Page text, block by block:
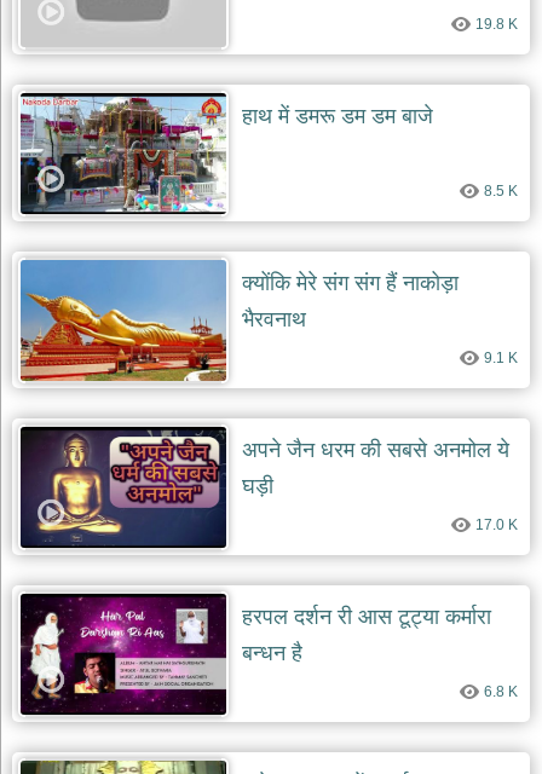
19.8 K
हाथ में डमरू डम डम बाजे
8.5 K
क्योंकि मेरे संग संग हैं नाकोड़ा
भैरवनाथ
9.1 K
अपने जैन धरम की सबसे अनमोल ये
घड़ी
17.0 K
हरपल दर्शन री आस टूट्या कर्मारा
बन्धन है
6.8 K